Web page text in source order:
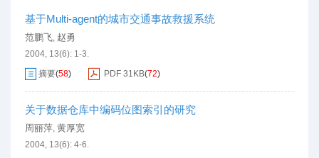
基于Multi-agent的城市交通事故救援系统
范鹏飞, 赵勇
2004, 13(6): 1-3.
摘要(58) PDF 31KB(72)
关于数据仓库中编码位图索引的研究
周丽萍, 黄厚宽
2004, 13(6): 4-6.